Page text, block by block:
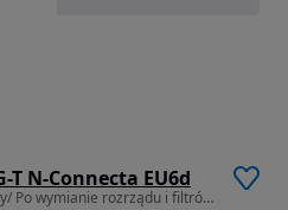
T N-Connecta EU6d
1332 cm3 • 140 KM • Stan idealny/ Po wymianie rozrządu i filtrów/ bogata wersja/